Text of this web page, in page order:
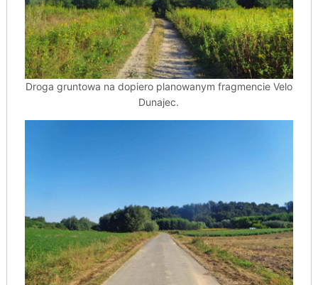
Droga gruntowa na dopiero planowanym fragmencie Velo
Dunajec.